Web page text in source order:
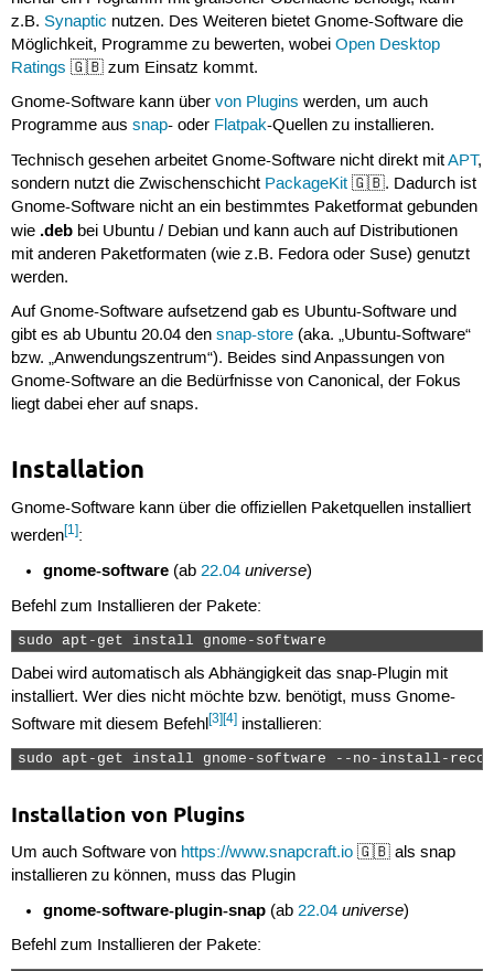
z.B. Synaptic nutzen. Des Weiteren bietet Gnome-Software die
Möglichkeit, Programme zu bewerten, wobei Open Desktop
Ratings 🇬🇧 zum Einsatz kommt.
Gnome-Software kann über von Plugins werden, um auch
Programme aus snap- oder Flatpak-Quellen zu installieren.
Technisch gesehen arbeitet Gnome-Software nicht direkt mitAPT,
sondern nutzt die Zwischenschicht PackageKit🇬🇧. Dadurch ist
Gnome-Software nicht an ein bestimmtes Paketformat gebunden
wie .debbei Ubuntu / Debian und kann auch auf Distributionen
mit anderen Paketformaten (wie z.B. Fedora oder Suse) genutzt
werden.
Auf Gnome-Software aufsetzend gab es Ubuntu-Software und
gibt es ab Ubuntu 20.04 den snap-store(aka. „Ubuntu-Software“
bzw. „Anwendungszentrum“). Beides sind Anpassungen von
Gnome-Software an die Bedürfnisse von Canonical, der Fokus
liegt dabei eher auf snaps.
Installation
Gnome-Software kann über die offiziellen Paketquellen installiert
werden[1]:
gnome-software (ab22.04 universe)
Befehl zum Installieren der Pakete:
sudo apt-get install gnome-software
Dabei wird automatisch als Abhängigkeit das snap-Plugin mit
installiert. Wer dies nicht möchte bzw. benötigt, muss Gnome-
Software mit diesem Befehl[3][4]installieren:
sudo apt-get install gnome-software --no-install-
Installation von Plugins
Um auch Software von https://www.snapcraft.io🇬🇧 als snap
installieren zu können, muss das Plugin
gnome-software-plugin-snap (ab22.04 universe)
Befehl zum Installieren der Pakete: